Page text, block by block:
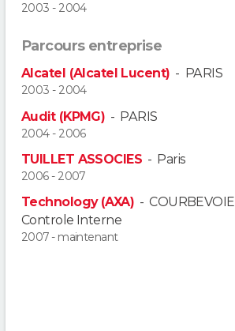
2003 - 2004
Parcours entreprise
Alcatel (Alcatel Lucent) - PARIS
2003 - 2004
Audit (KPMG) - PARIS
2004 - 2006
TUILLET ASSOCIES - Paris
2006 - 2007
Technology (AXA) -COURBEVOIE
Controle Interne
2007 - maintenant